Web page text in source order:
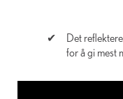
Det
for å gi mest